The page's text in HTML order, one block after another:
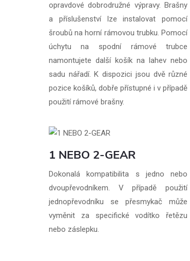
opravdové dobrodružné výpravy. Brašny
a příslušenství lze instalovat pomocí
šroubů na horní rámovou trubku. Pomocí
úchytu na spodní rámové trubce
namontujete další košík na lahev nebo
sadu nářadí. K dispozici jsou dvě různé
pozice košíků, dobře přístupné i v případě
použití rámové brašny.
1 NEBO 2-GEAR
Dokonalá kompatibilita s jedno nebo
dvoupřevodníkem. V případě použití
jednopřevodníku se přesmykač může
vyměnit za specifické vodítko řetězu
nebo záslepku.